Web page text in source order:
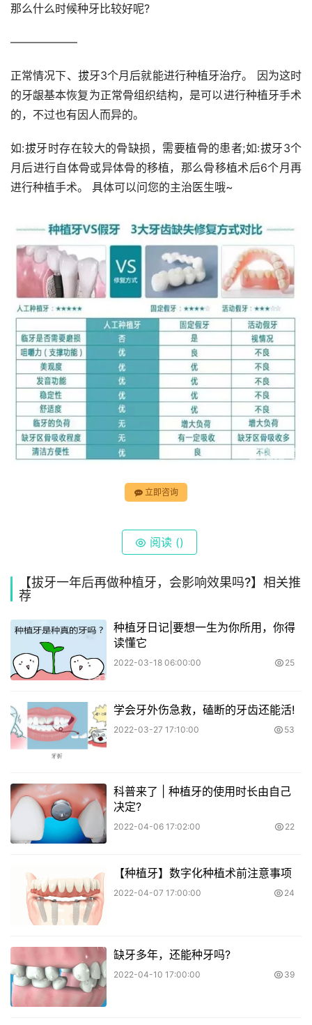
那么什么时候种牙比较好呢?
——————
正常情况下、拔牙3个月后就能进行种植牙治疗。 因为这时
的牙龈基本恢复为正常骨组织结构，是可以进行种植牙手术
的，不过也有因人而异的。
如:拔牙时存在较大的骨缺损，需要植骨的患者;如:拔牙3个
月后进行自体骨或异体骨的移植，那么骨移植术后6个月再
进行种植手术。 具体可以问您的主治医生哦~
立即咨询
阅读 ()
【拔牙一年后再做种植牙，会影响效果吗?】相关推
荐
种植牙日记|要想一生为你所用，你得
读懂它
2022-03-18 06:00:00 25
学会牙外伤急救，磕断的牙齿还能活!
2022-03-27 17:10:00 53
科普来了 | 种植牙的使用时长由自己
决定?
2022-04-06 17:02:00 22
【种植牙】数字化种植术前注意事项
2022-04-07 17:00:00 24
缺牙多年，还能种牙吗?
2022-04-10 17:00:00 39